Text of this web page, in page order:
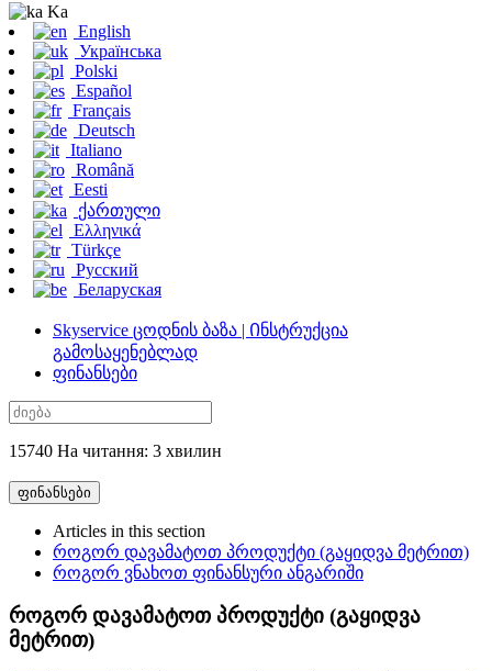
Ka
English
Українська
Polski
Español
Français
Deutsch
Italiano
Română
Eesti
ქართული
Ελληνικά
Türkçe
Русский
Беларуская
Skyservice ცოდნის ბაზა | Ინსტრუქცია
გამოსაყენებლად
ფინანსები
15740 На читання: 3 хвилин
ფინანსები
Articles in this section
როგორ დავამატოთ პროდუქტი (გაყიდვა მეტრით)
როგორ ვნახოთ ფინანსური ანგარიში
როგორ დავამატოთ პროდუქტი (გაყიდვა
მეტრით)